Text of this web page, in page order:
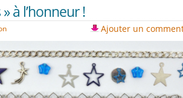
à l’honneur !
Ajouter un